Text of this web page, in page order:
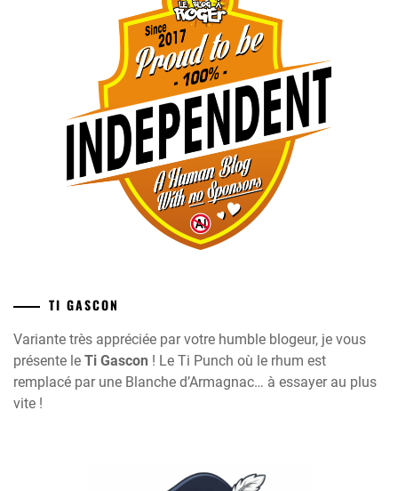
TI GASCON
Variante très appréciée par votre humble blogeur, je vous
présente le Ti Gascon ! Le Ti Punch où le rhum est
remplacé par une Blanche d’Armagnac… à essayer au plus
vite !